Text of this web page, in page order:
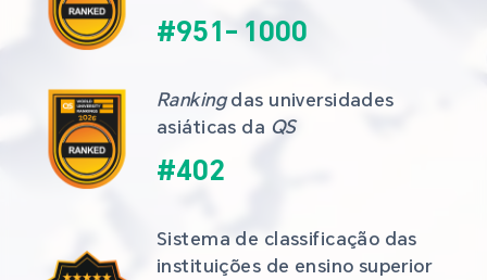
#951- 1000
Ranking das universidades
asiáticas da QS
#402
Sistema de classificação das
instituições de ensino superior